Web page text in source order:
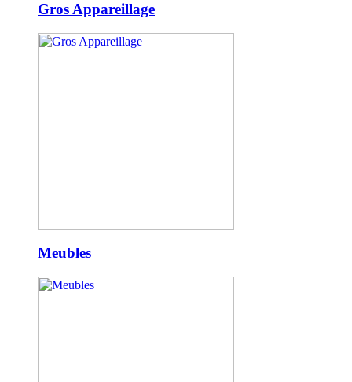
Gros Appareillage
Meubles